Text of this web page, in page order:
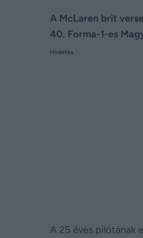
A McLaren brit
40. Forma-1-es
Hirdetés
A 25 éves pilótának